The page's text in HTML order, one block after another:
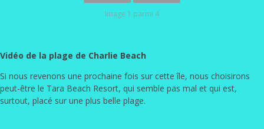
Image 1 parmi 4
Vidéo de la plage de Charlie Beach
Si nous revenons une prochaine fois sur cette île, nous choisirons
peut-être le Tara Beach Resort, qui semble pas mal et qui est,
surtout, placé sur une plus belle plage.